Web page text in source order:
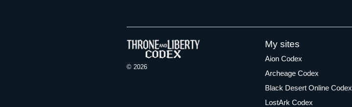
© 2026
My sites
Aion Codex
Archeage Codex
Black Desert Online Codex
LostArk Codex